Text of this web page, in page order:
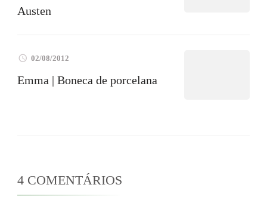
Austen
02/08/2012
Emma | Boneca de porcelana
4 COMENTÁRIOS